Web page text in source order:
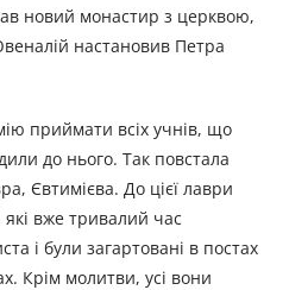
новий монастир з церквою,
настановив Петра
приймати всіх учнів, що
до нього. Так повстала
Євтимієва. До цієї лаври
вже тривалий час
і були загартовані в постах
Крім молитви, усі вони